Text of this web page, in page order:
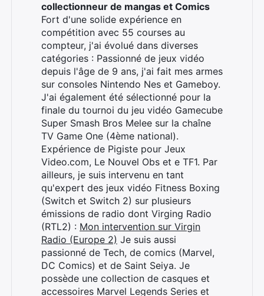
collectionneur de mangas et Comics
Fort d'une solide expérience en
compétition avec 55 courses au
compteur, j'ai évolué dans diverses
catégories : Passionné de jeux vidéo
depuis l'âge de 9 ans, j'ai fait mes armes
sur consoles Nintendo Nes et Gameboy.
J'ai également été sélectionné pour la
finale du tournoi du jeu vidéo Gamecube
Super Smash Bros Melee sur la chaîne
TV Game One (4ème national).
Expérience de Pigiste pour Jeux
Video.com, Le Nouvel Obs et e TF1. Par
ailleurs, je suis intervenu en tant
qu'expert des jeux vidéo Fitness Boxing
(Switch et Switch 2) sur plusieurs
émissions de radio dont Virging Radio
(RTL2) : Mon intervention sur Virgin
Radio (Europe 2) Je suis aussi
passionné de Tech, de comics (Marvel,
DC Comics) et de Saint Seiya. Je
possède une collection de casques et
accessoires Marvel Legends Series et